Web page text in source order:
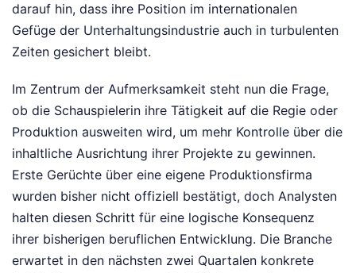
darauf hin, dass ihre Position im internationalen
Gefüge der Unterhaltungsindustrie auch in turbulenten
Zeiten gesichert bleibt.
Im Zentrum der Aufmerksamkeit steht nun die Frage,
ob die Schauspielerin ihre Tätigkeit auf die Regie oder
Produktion ausweiten wird, um mehr Kontrolle über die
inhaltliche Ausrichtung ihrer Projekte zu gewinnen.
Erste Gerüchte über eine eigene Produktionsfirma
wurden bisher nicht offiziell bestätigt, doch Analysten
halten diesen Schritt für eine logische Konsequenz
ihrer bisherigen beruflichen Entwicklung. Die Branche
erwartet in den nächsten zwei Quartalen konkrete